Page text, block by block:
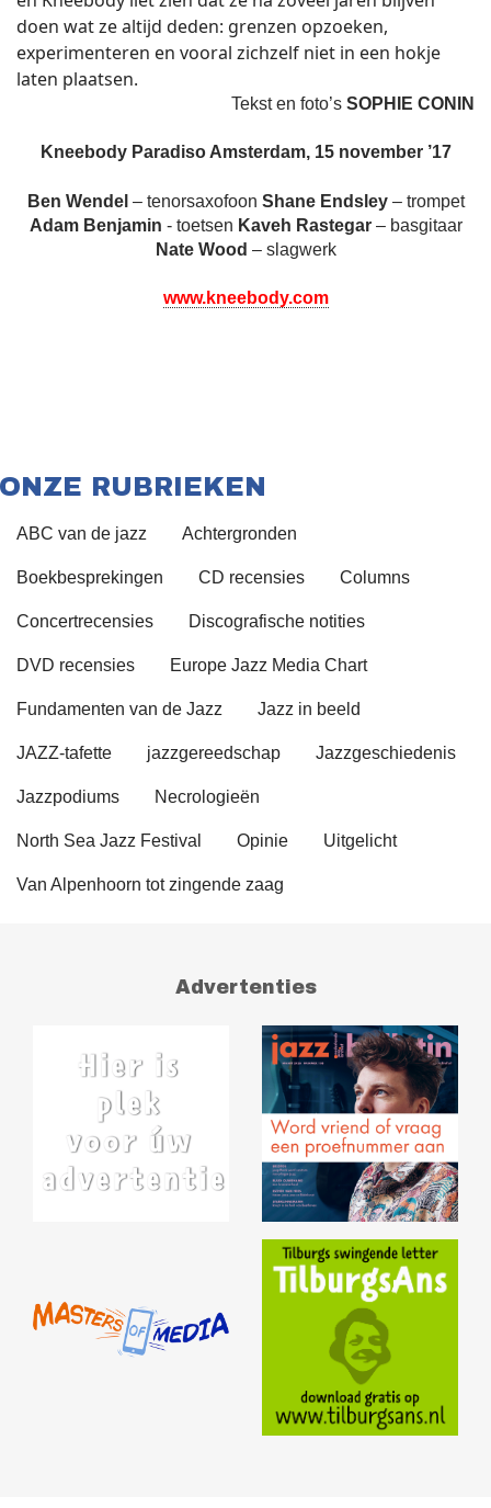
doen wat ze altijd deden: grenzen opzoeken,
experimenteren en vooral zichzelf niet in een hokje
laten plaatsen.
Tekst en foto’s SOPHIE CONIN
Kneebody Paradiso Amsterdam, 15 november ’17
Ben Wendel – tenorsaxofoon Shane Endsley– trompet
Adam Benjamin - toetsen Kaveh Rastegar– basgitaar
Nate Wood – slagwerk
www.kneebody.com
ONZE RUBRIEKEN
ABC van de jazz Achtergronden
Boekbesprekingen CD recensies Columns
Concertrecensies Discografische notities
DVD recensies Europe Jazz Media Chart
Fundamenten van de Jazz Jazz in beeld
JAZZ-tafette jazzgereedschap Jazzgeschiedenis
Jazzpodiums Necrologieën
North Sea Jazz Festival Opinie Uitgelicht
Van Alpenhoorn tot zingende zaag
Advertenties